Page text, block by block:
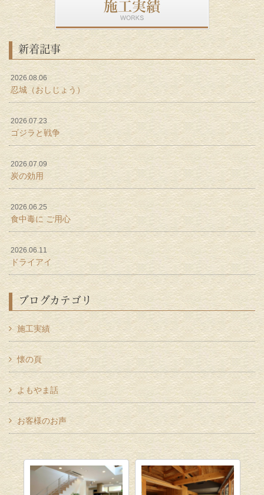
新着記事
2026.08.06
忍城（おしじょう）
2026.07.23
ゴジラと戦争
2026.07.09
炭の効用
2026.06.25
食中毒に ご用心
2026.06.11
ドライアイ
ブログカテゴリ
施工実績
懐の頁
よもやま話
お客様のお声